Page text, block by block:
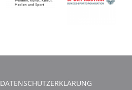
DATENSCHUTZERKLÄRUNG